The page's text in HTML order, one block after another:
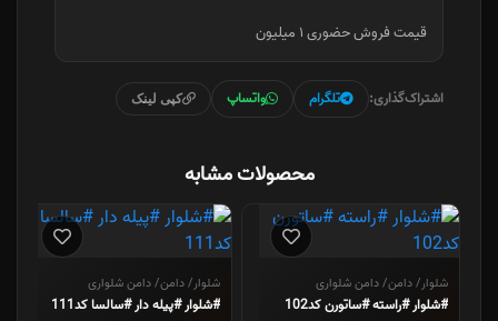
قیمت فروش حضوری ۱ میلیون
اشتراک‌گذاری: تلگرام واتساپ کپی لینک
محصولات مشابه
شلوار/ دامن/ دامن شلواری
#شلوار #راسته #ساتورن کد102
شلوار/ دامن/ دامن شلواری
#شلوار #پیله دار #سالسا کد111